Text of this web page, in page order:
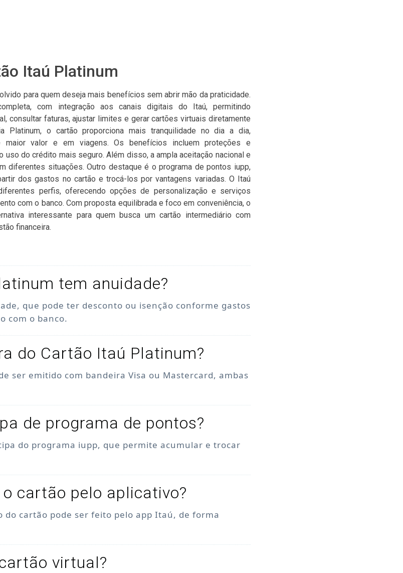
Itaú Platinum
para quem deseja mais benefícios sem abrir mão da praticidade.
com integração aos canais digitais do Itaú, permitindo
consultar faturas, ajustar limites e gerar cartões virtuais diretamente
Platinum, o cartão proporciona mais tranquilidade no dia a dia,
maior valor e em viagens. Os benefícios incluem proteções e
uso do crédito mais seguro. Além disso, a ampla aceitação nacional e
diferentes situações. Outro destaque é o programa de pontos iupp,
dos gastos no cartão e trocá-los por vantagens variadas. O Itaú
perfis, oferecendo opções de personalização e serviços
com o banco. Com proposta equilibrada e foco em conveniência, o
interessante para quem busca um cartão intermediário com
financeira.
tem anuidade?
que pode ter desconto ou isenção conforme gastos
com o banco.
do Cartão Itaú Platinum?
ser emitido com bandeira Visa ou Mastercard, ambas
de programa de pontos?
do programa iupp, que permite acumular e trocar
cartão pelo aplicativo?
do cartão pode ser feito pelo app Itaú, de forma
virtual?